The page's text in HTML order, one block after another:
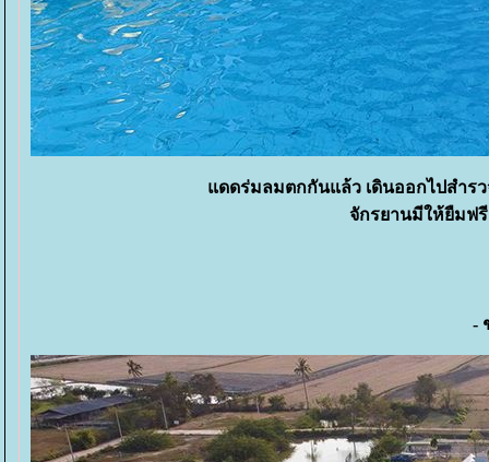
ดดร่มลมตกกันแล้ว เดินออกไปสำร
จักรยานมีให้ยืมฟ
-